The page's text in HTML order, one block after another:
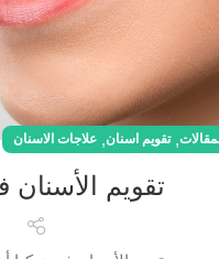
,تقويم اسنان, علاجات الاسنان
تقويم الأسنان